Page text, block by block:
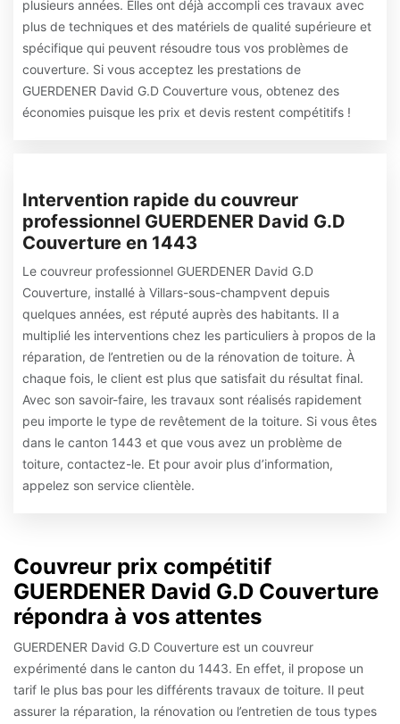
plusieurs années. Elles ont déjà accompli ces travaux avec
plus de techniques et des matériels de qualité supérieure et
spécifique qui peuvent résoudre tous vos problèmes de
couverture. Si vous acceptez les prestations de
GUERDENER David G.D Couverture vous, obtenez des
économies puisque les prix et devis restent compétitifs !
Intervention rapide du couvreur
professionnel GUERDENER David G.D
Couverture en 1443
Le couvreur professionnel GUERDENER David G.D
Couverture, installé à Villars-sous-champvent depuis
quelques années, est réputé auprès des habitants. Il a
multiplié les interventions chez les particuliers à propos de la
réparation, de l’entretien ou de la rénovation de toiture. À
chaque fois, le client est plus que satisfait du résultat final.
Avec son savoir-faire, les travaux sont réalisés rapidement
peu importe le type de revêtement de la toiture. Si vous êtes
dans le canton 1443 et que vous avez un problème de
toiture, contactez-le. Et pour avoir plus d’information,
appelez son service clientèle.
Couvreur prix compétitif
GUERDENER David G.D Couverture
répondra à vos attentes
GUERDENER David G.D Couverture est un couvreur
expérimenté dans le canton du 1443. En effet, il propose un
tarif le plus bas pour les différents travaux de toiture. Il peut
assurer la réparation, la rénovation ou l’entretien de tous types